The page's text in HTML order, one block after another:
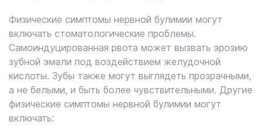
Физические симптомы нервной булимии могут
включать стоматологические проблемы.
Самоиндуцированная рвота может вызвать эрозию
зубной эмали под воздействием желудочной
кислоты. Зубы также могут выглядеть прозрачными,
а не белыми, и быть более чувствительными. Другие
физические симптомы нервной булимии могут
включать: